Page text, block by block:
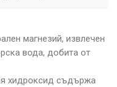
магнезий, извлечен
вода, добита от
хидроксид съдържа